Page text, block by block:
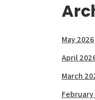
May 2026
April
March